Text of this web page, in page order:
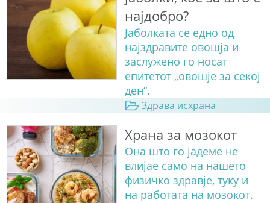
најдобро?
Јаболката се едно од
најздравите овошја и
заслужено го носат
епитетот „овошје за секој
ден“.
Здрава исхрана
Храна за мозокот
Она што го јадеме не
влијае само на нашето
физичко здравје, туку и
на работата на мозокот.